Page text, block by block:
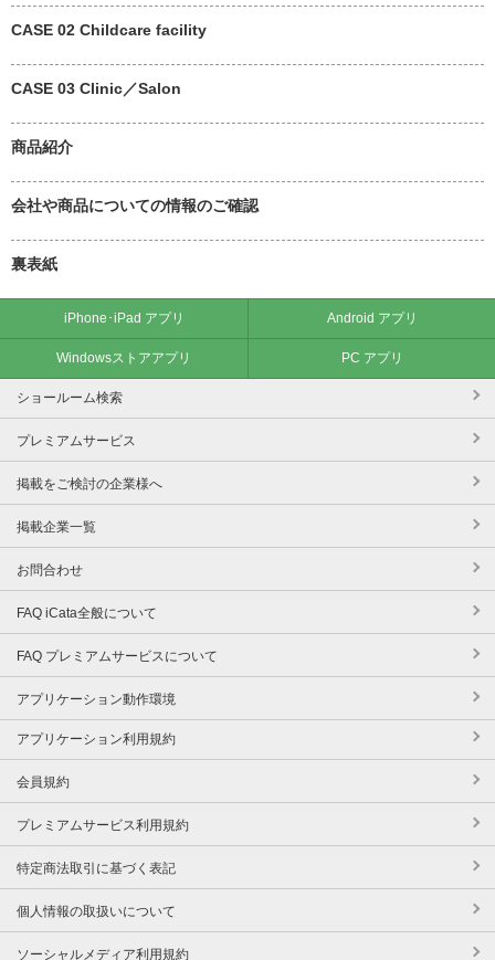
CASE 02 Childcare facility
CASE 03 Clinic／Salon
商品紹介
会社や商品についての情報のご確認
裏表紙
iPhone･iPad アプリ Android アプリ
Windowsストアアプリ PC アプリ
ショールーム検索
プレミアムサービス
掲載をご検討の企業様へ
掲載企業一覧
お問合わせ
FAQ iCata全般について
FAQ プレミアムサービスについて
アプリケーション動作環境
アプリケーション利用規約
会員規約
プレミアムサービス利用規約
特定商法取引に基づく表記
個人情報の取扱いについて
ソーシャルメディア利用規約